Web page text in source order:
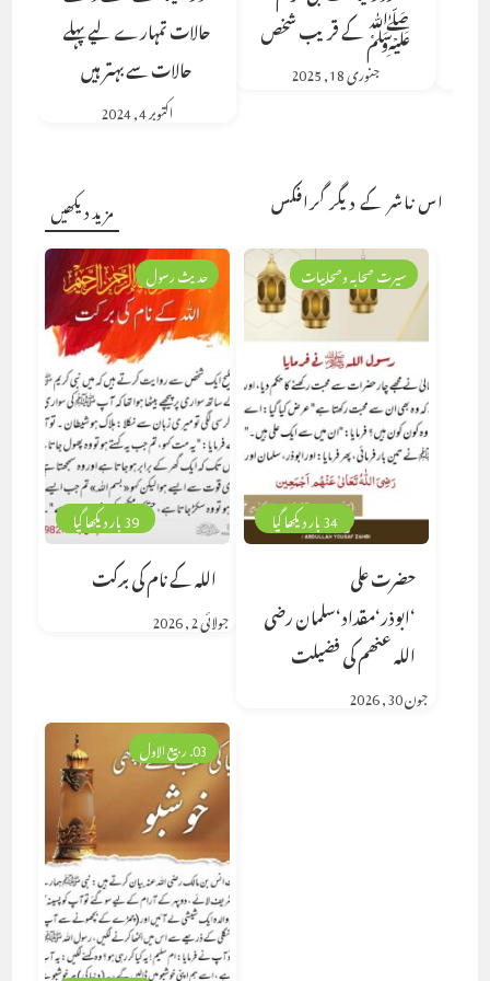
ﷺ کے قریب شخص
جنوری 18, 2025
حالات تمہارے لیے پہلے
حالات سے بہتر ہیں
اکتوبر 4, 2024
اس ناشر کے دیگر گرافکس مزید دیکھیں
39 بار دیکھا گیا
حدیث رسول
اللہ کے نام کی برکت
جولائی 2, 2026
34 بار دیکھا گیا
سیرت صحابہ وصحابیات
حضرت علی
‘ابوذر‘مقداد‘سلمان رضی
اللہ عنھم کی فضیلت
جون 30, 2026
03. ربیع الاول